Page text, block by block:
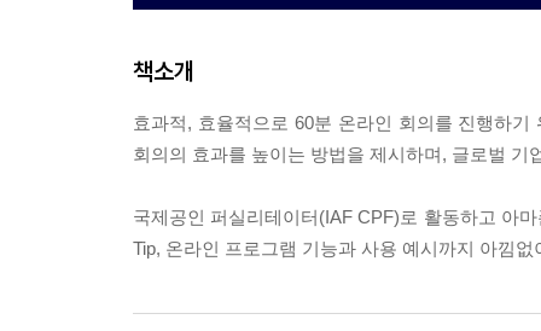
책소개
효과적, 효율적으로 60분 온라인 회의를 진행하
회의의 효과를 높이는 방법을 제시하며, 글로벌
국제공인 퍼실리테이터(IAF CPF)로 활동하고 아
Tip, 온라인 프로그램 기능과 사용 예시까지 아낌